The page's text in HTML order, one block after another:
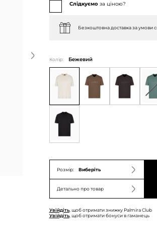
Слідкуємоза ціною?
Безкоштовна доставка за умови
Колір: Бежевий
Розмір: Виберіть
Детально про товар
Увійдіть, щоб отримати знижку Palmira Club
Увійдіть, щоб отримати бонуси в гаманець